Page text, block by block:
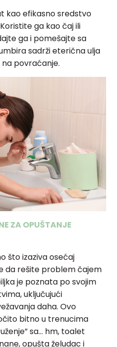
kao efikasno sredstvo
ga kao čaj ili
ga i pomešajte sa
sadrži eterična ulja
na povraćanje.
ZA OPUŠTANJE
što izaziva osećaj
da rešite problem čajem
je poznata po svojim
uključujući
daha. Ovo
bitno u trenucima
sa… hm, toalet
opušta želudac i